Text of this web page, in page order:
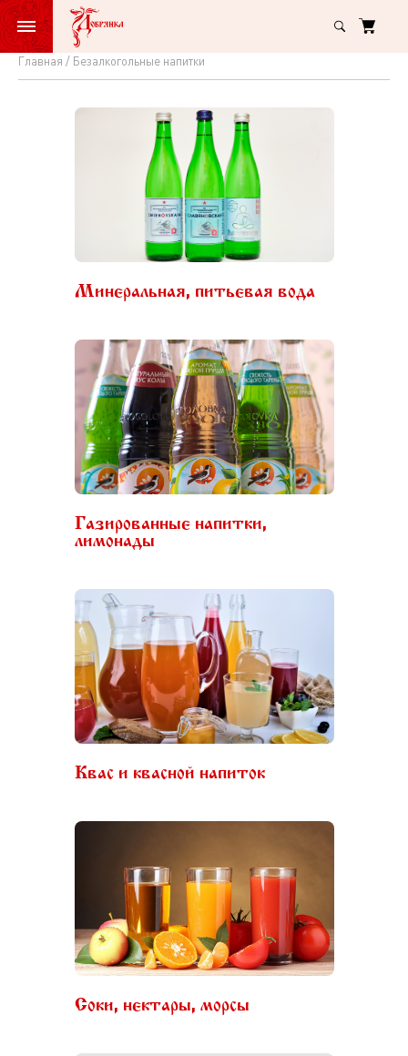
Главная Безалкогольные напитки
Минеральная, питьевая вода
Газированные напитки,
лимонады
Квас и квасной напиток
Соки, нектары, морсы